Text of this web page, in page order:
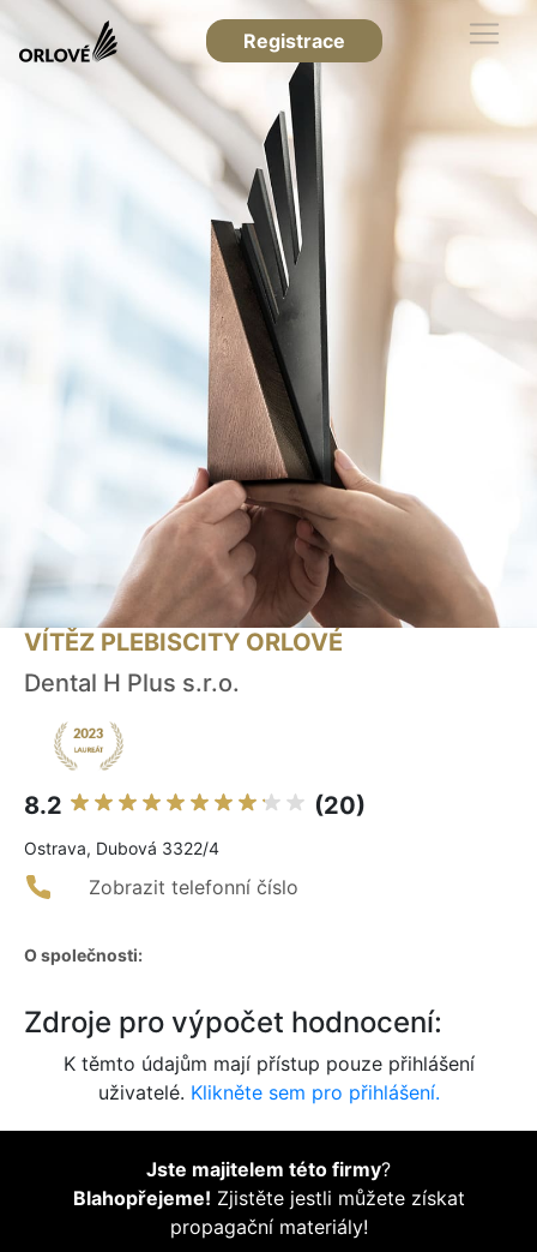
Registrace
VÍTĚZ PLEBISCITY ORLOVÉ
Dental H Plus s.r.o.
8.2 (20)
Ostrava, Dubová 3322/4
Zobrazit telefonní číslo
O společnosti:
Zdroje pro výpočet hodnocení:
K těmto údajům mají přístup pouze přihlášení
uživatelé. Klikněte sem pro přihlášení.
Jste majitelem této firmy?
Blahopřejeme! Zjistěte jestli můžete získat
propagační materiály!